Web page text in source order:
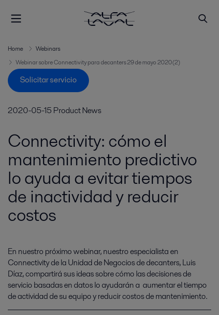
Home
Webinars
Webinar sobre Connectivity para decanters 29 de mayo 2020(2)
Solicitar servicio
2020-05-15 Product News
Connectivity: cómo el
mantenimiento predictivo
lo ayuda a evitar tiempos
de inactividad y reducir
costos
En nuestro próximo webinar, nuestro especialista en
Connectivity de la Unidad de Negocios de decanters, Luis
Díaz, compartirá sus ideas sobre cómo las decisiones de
servicio basadas en datos lo ayudarán a  aumentar el tiempo
de actividad de su equipo y reducir costos de mantenimiento.